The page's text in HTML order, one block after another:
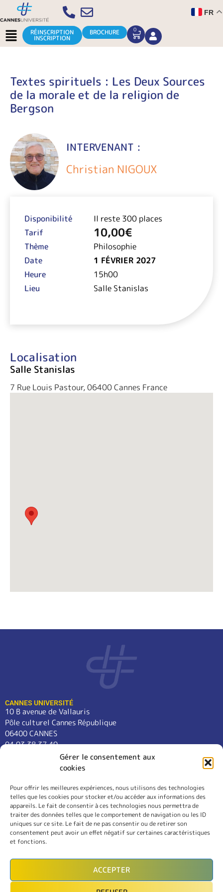
Gérer le consentement aux
cookies
Pour offrir les meilleures expériences, nous utilisons des technologies
telles que les cookies pour stocker et/ou accéder aux informations des
appareils. Le fait de consentir à ces technologies nous permettra de
traiter des données telles que le comportement de navigation ou les ID
uniques sur ce site. Le fait de ne pas consentir ou de retirer son
consentement peut avoir un effet négatif sur certaines caractéristiques
et fonctions.
ACCEPTER
Aller
au
contenu
FR
Menu RÉINSCRIPTION
INSCRIPTION
BROCHURE 0
CART
Textes spirituels : Les Deux Sources
de la morale et de la religion de
Bergson
INTERVENANT :
Christian NIGOUX
Disponibilité
Il reste 300 places
Tarif
10,00€
Thème
Philosophie
Date
1 FÉVRIER 2027
Heure
15h00
Lieu
Salle Stanislas
Localisation
Salle Stanislas
7 Rue Louis Pastour, 06400 Cannes France
CANNES UNIVERSITÉ
10 B avenue de Vallauris
Pôle culturel Cannes République
06400 CANNES
04 93 38 37 49
contact@cannes-universite.fr
COURS
LANGUES
CONFÉRENCES
SORTIES
L’ASSOCIATION